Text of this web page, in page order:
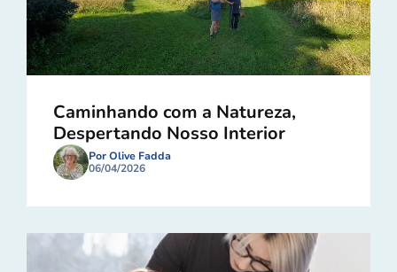
Caminhando com a Natureza,
Despertando Nosso Interior
Por Olive Fadda
06/04/2026